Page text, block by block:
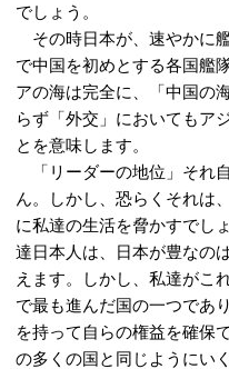
でしょう。
その時日本が、速やかに
で中国を初めとする各国艦
アの海は完全に、「中国の
らず「外交」においてもア
とを意味します。
「リーダーの地位」それ
ん。しかし、恐らくそれは
に私達の生活を脅かすでし
達日本人は、日本が豊なの
えます。しかし、私達がこ
で最も進んだ国の一つであ
を持って自らの権益を確保
の多くの国と同じようにい